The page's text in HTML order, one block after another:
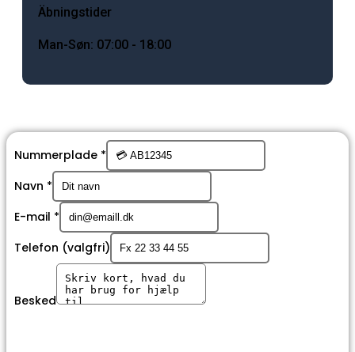
Äbningstider
Man-Søn: 07:00 - 18:00
Nummerplade *
Navn *
E-mail *
Telefon (valgfri)
Besked